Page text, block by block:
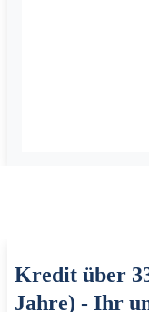
Kredit über
Jahre) - Ihr